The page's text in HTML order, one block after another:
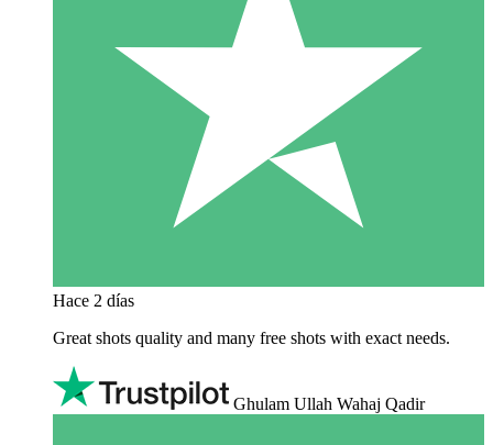
Hace 2 días
Great shots quality and many free shots with exact needs.
Ghulam Ullah Wahaj Qadir